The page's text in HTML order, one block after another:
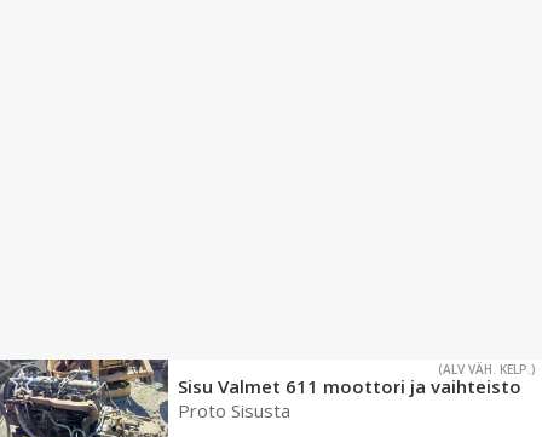
(ALV VÄH. KELP.)
Sisu Valmet 611 moottori ja vaihteisto
Proto Sisusta